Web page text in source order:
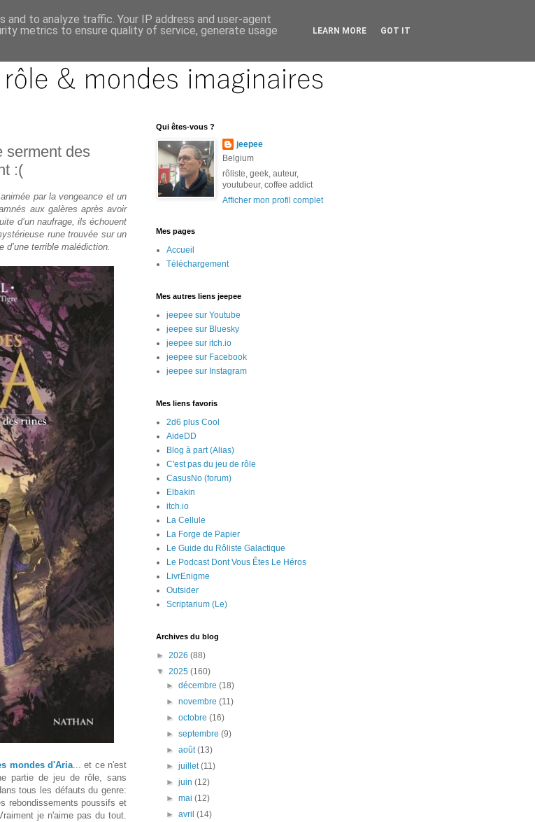
serment des
:(
par la vengeance et un
aux galères après avoir
d’un naufrage, ils échouent
rune trouvée sur un
terrible malédiction.
mondes d'Aria... et ce n'est
partie de jeu de rôle, sans
tous les défauts du genre:
rebondissements poussifs et
je n'aime pas du tout.
Qui êtes-vous ?
jeepee
Belgium
rôliste, geek, auteur,
youtubeur, coffee addict
Afficher mon profil complet
Mes pages
Accueil
Téléchargement
Mes autres liens jeepee
jeepee sur Youtube
jeepee sur Bluesky
jeepee sur itch.io
jeepee sur Facebook
jeepee sur Instagram
Mes liens favoris
2d6 plus Cool
AideDD
Blog à part (Alias)
C'est pas du jeu de rôle
CasusNo (forum)
Elbakin
itch.io
La Cellule
La Forge de Papier
Le Guide du Rôliste Galactique
Le Podcast Dont Vous Êtes Le Héros
LivrEnigme
Outsider
Scriptarium (Le)
Archives du blog
► 2026 (88)
▼ 2025 (160)
►décembre(18)
►novembre(11)
►octobre(16)
►septembre(9)
►août(13)
►juillet(11)
►juin(12)
►mai(12)
►avril(14)
to analyze traffic. Your IP address and user-agent
metrics to ensure quality of service, generate usage
LEARN MORE GOT IT